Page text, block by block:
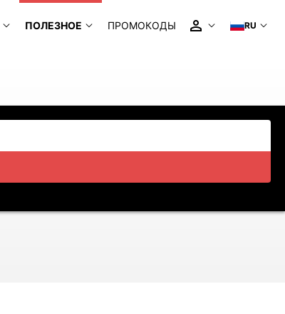
ПОЛЕЗНОЕ ПРОМОКОДЫ RU